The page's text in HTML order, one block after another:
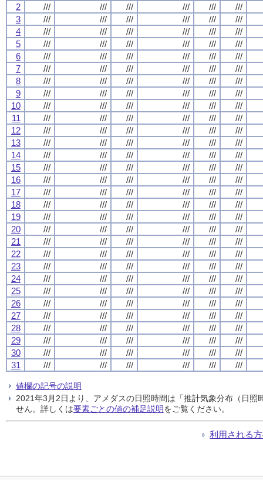
2
/// /// /// /// ///
///
3
/// /// /// /// ///
///
4
/// /// /// /// ///
///
5
/// /// /// /// ///
///
6
/// /// /// /// ///
///
7
/// /// /// /// ///
///
8
/// /// /// /// ///
///
9
/// /// /// /// ///
///
10
/// /// /// /// ///
///
11
/// /// /// /// ///
///
12
/// /// /// /// ///
///
13
/// /// /// /// ///
///
14
/// /// /// /// ///
///
15
/// /// /// /// ///
///
16
/// /// /// /// ///
///
17
/// /// /// /// ///
///
18
/// /// /// /// ///
///
19
/// /// /// /// ///
///
20
/// /// /// /// ///
///
21
/// /// /// /// ///
///
22
/// /// /// /// ///
///
23
/// /// /// /// ///
///
24
/// /// /// /// ///
///
25
/// /// /// /// ///
///
26
/// /// /// /// ///
///
27
/// /// /// /// ///
///
28
/// /// /// /// ///
///
29
/// /// /// /// ///
///
30
/// /// /// /// ///
///
31
/// /// /// /// /// ///
値欄の記号の説明
2021年3月2日より、アメダスの日照時間は「推計気象分布（日
せん。詳しくは要素ごとの値の補足説明をご覧ください。
利用される